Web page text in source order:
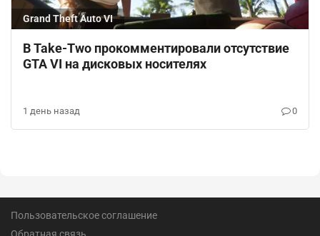
Grand Theft Auto VI
В Take-Two прокомментировали отсутствие
GTA VI на дисковых носителях
1 день назад 0
Пользовательское соглашение